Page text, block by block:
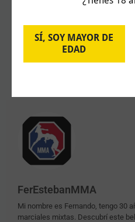
SÍ, SOY MAYOR DE
EDAD
de 18 años.
FerEstebanMMA
Mi nombre es Fernando, tengo 30
marciales mixtas. Descubrí este